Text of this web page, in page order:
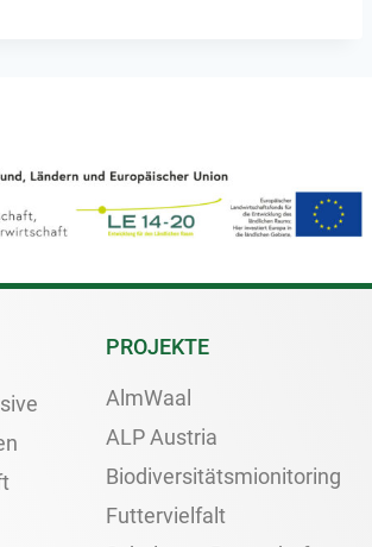
PROJEKTE
AlmWaal
ALP Austria
Biodiversitätsmionitoring
Futtervielfalt